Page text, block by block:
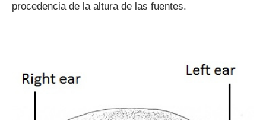
procedencia de la altura de las fuentes.